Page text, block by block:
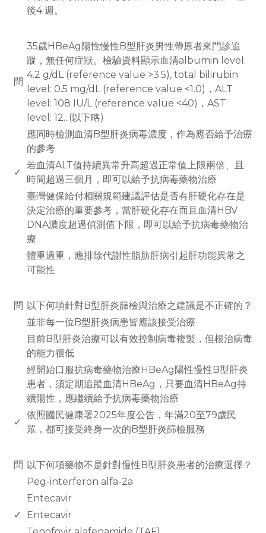
後4 週。
問
35歲HBeAg陽性慢性B型肝炎男性帶原者來門診追
蹤，無任何症狀。檢驗資料顯示血清albumin level:
4.2 g/dL (reference value >3.5), total bilirubin
level: 0.5 mg/dL (reference value <1.0)，ALT
level: 108 IU/L (reference value <40)，AST
level: 12...(以下略)
應同時檢測血清B型肝炎病毒濃度，作為應否給予治療
的參考
✓
若血清ALT值持續異常升高超過正常值上限兩倍、且
時間超過三個月，即可以給予抗病毒藥物治療
臺灣健保給付相關規範建議評估是否有肝硬化存在是
決定治療的重要參考，當肝硬化存在而且血清HBV
DNA濃度超過偵測值下限，即可以給予抗病毒藥物治
療
體重過重，應排除代謝性脂肪肝病引起肝功能異常之
可能性
問 以下何項針對B型肝炎篩檢與治療之建議是不正確的？
並非每一位B型肝炎病患皆應該接受治療
目前B型肝炎治療可以有效控制病毒複製，但根治病毒
的能力很低
經開始口服抗病毒藥物治療HBeAg陽性慢性B型肝炎
患者，須定期追蹤血清HBeAg，只要血清HBeAg持
續陽性，應繼續給予抗病毒藥物治療
✓
依照國民健康署2025年度公告，年滿20至79歲民
眾，都可接受終身一次的B型肝炎篩檢服務
問 以下何項藥物不是針對慢性B型肝炎患者的治療選擇？
Peg-interferon alfa-2a
Entecavir
✓
Entecavir